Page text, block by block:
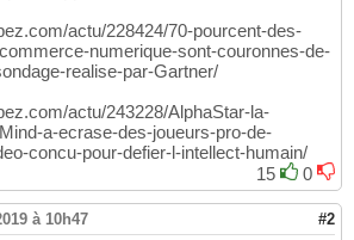
actu/228424/70-pourcent-des-
numerique-sont-couronnes-de-
realise-par-Gartner/
actu/243228/AlphaStar-la-
a-ecrase-des-joueurs-pro-de-
concu-pour-defier-l-intellect-humain/
15
0
à 10h47 #2